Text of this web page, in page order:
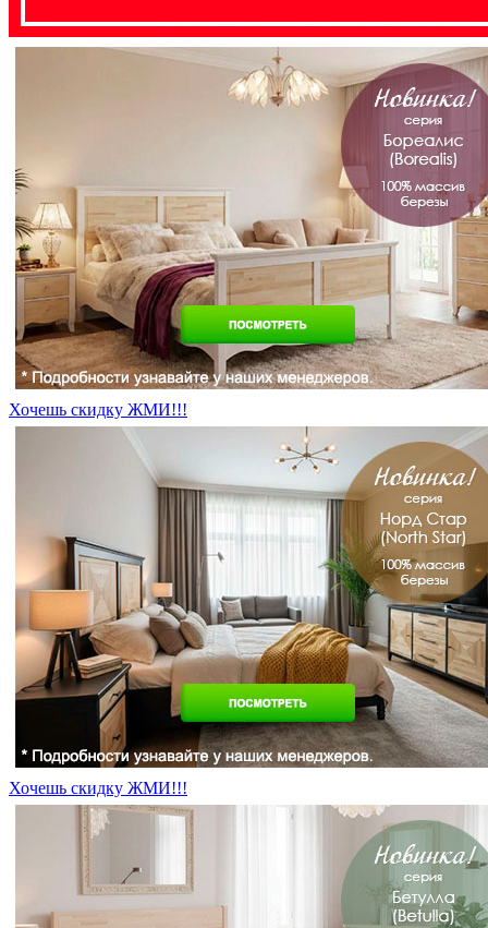
Хочешь скидку ЖМИ!!!
Хочешь скидку ЖМИ!!!